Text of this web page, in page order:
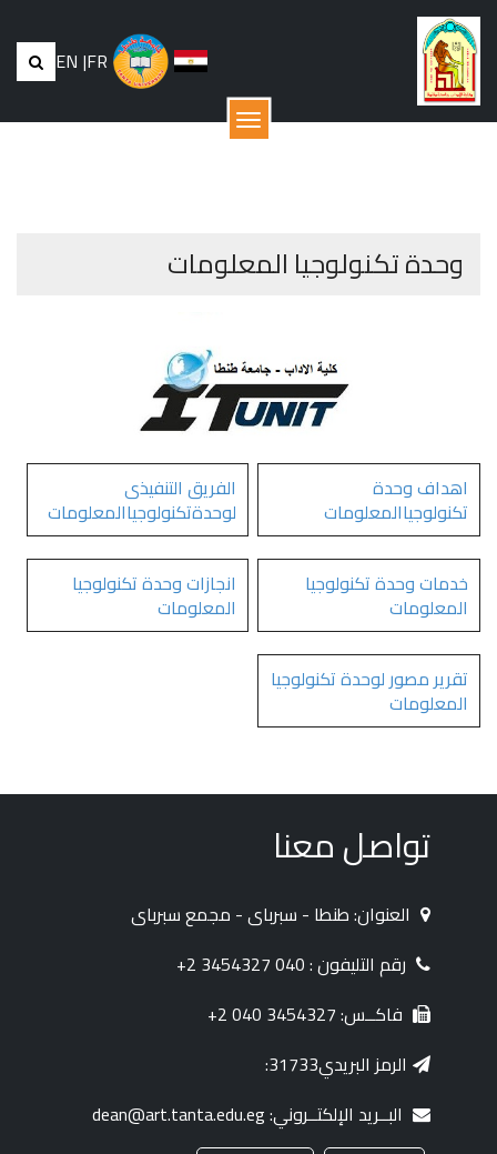
EN |FR
القائمة
وحدة تكنولوجيا المعلومات
اهداف وحدة
تكنولوجياالمعلومات
الفريق التنفيذى
لوحدةتكنولوجياالمعلومات
خدمات وحدة تكنولوجيا
المعلومات
انجازات وحدة تكنولوجيا
المعلومات
تقرير مصور لوحدة تكنولوجيا
المعلومات
تواصل معنا
العنوان: طنطا - سبرباى - مجمع سبرباى
رقم التليفون : 040 3454327 2+
فاكــس: 3454327 040 2+
الرمز البريدي31733:
البــريد الإلكتــروني: dean@art.tanta.edu.eg